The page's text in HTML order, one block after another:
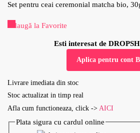
Set pentru ceai ceremonial matcha bio,
Adaugă la Favorite
Esti interesat de
Aplica pentru cont
Livrare imediata din stoc
Stoc actualizat in timp real
Afla cum functioneaza, click -> AICI
Plata sigura cu cardul online